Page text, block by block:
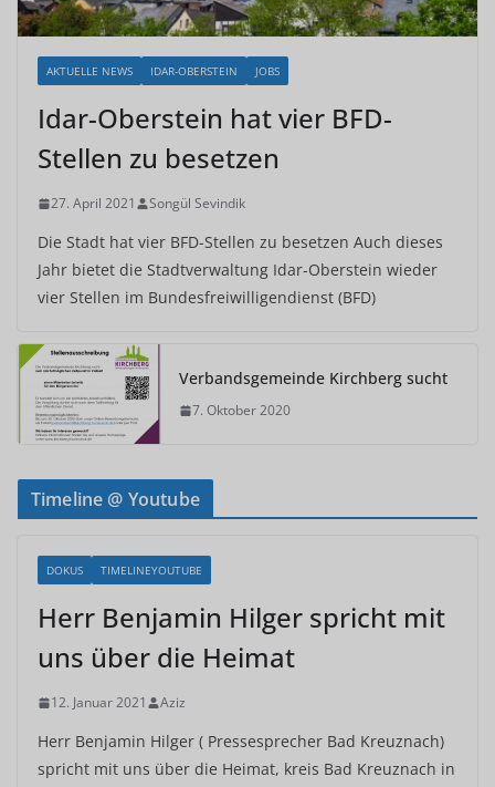
AKTUELLE NEWS IDAR-OBERSTEIN JOBS
Idar-Oberstein hat vier BFD-
Stellen zu besetzen
27. April 2021 Songül Sevindik
Die Stadt hat vier BFD-Stellen zu besetzen Auch dieses
Jahr bietet die Stadtverwaltung Idar-Oberstein wieder
vier Stellen im Bundesfreiwilligendienst (BFD)
Verbandsgemeinde Kirchberg sucht
7. Oktober 2020
Timeline @ Youtube
DOKUS TIMELINEYOUTUBE
Herr Benjamin Hilger spricht mit
uns über die Heimat
12. Januar 2021 Aziz
Herr Benjamin Hilger ( Pressesprecher Bad Kreuznach)
spricht mit uns über die Heimat, kreis Bad Kreuznach in